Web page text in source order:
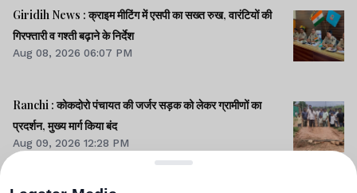
Giridih News : क्राइम मीटिंग में एसपी का सख्त रुख, वारंटियों की
गिरफ्तारी व गश्ती बढ़ाने के निर्देश
Aug 08, 2026 06:07 PM
Ranchi : कोकदोरो पंचायत की जर्जर सड़क को लेकर ग्रामीणों का
प्रदर्शन, मुख्य मार्ग किया बंद
Aug 09, 2026 12:28 PM